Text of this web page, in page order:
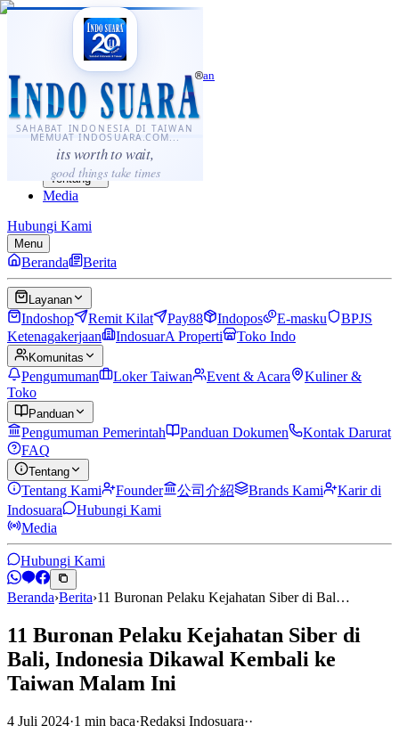
SAHABAT INDONESIA DI TAIWAN
MEMUAT INDOSUARA.COM...
its worth to wait,
good things take times
·...
⌘K
Sahabat Indonesia di Taiwan
Berita
Layanan
Komunitas
Panduan
Tentang
Media
Hubungi Kami
Menu
Beranda Berita
Layanan
Indoshop Remit Kilat Pay88 Indopos E-masku
BPJS
Ketenagakerjaan
IndosuarA Properti Toko Indo
Komunitas
Pengumuman Loker Taiwan Event & Acara
Kuliner &
Toko
Panduan
Pengumuman Pemerintah Panduan Dokumen
Kontak Darurat
FAQ
Tentang
Tentang Kami Founder 公司介紹 Brands Kami
Karir di
Indosuara
Hubungi Kami
Media
Hubungi Kami
Beranda›Berita›11 Buronan Pelaku Kejahatan Siber di Bal…
11 Buronan Pelaku Kejahatan Siber di
Bali, Indonesia Dikawal Kembali ke
Taiwan Malam Ini
4 Juli 2024·1 min baca·Redaksi Indosuara··